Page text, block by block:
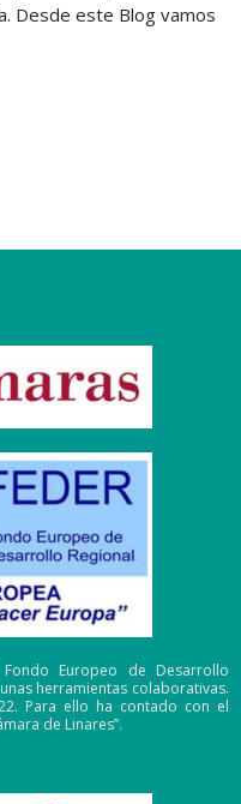
Desde este Blog vamos
Europeo de Desarrollo
herramientas colaborativas.
Para ello ha contado con el
de Linares”.